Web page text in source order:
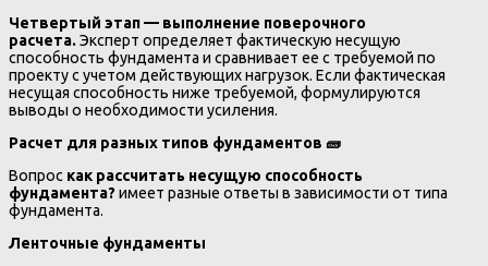
Четвертый этап — выполнение поверочного
расчета.Эксперт определяет фактическую несущую
способность фундамента и сравнивает ее с требуемой по
проекту с учетом действующих нагрузок. Если фактическая
несущая способность ниже требуемой, формулируются
выводы о необходимости усиления.
Расчет для разных типов фундаментов 🧱
Вопрос как рассчитать несущую способность
фундамента? имеет разные ответы в зависимости от типа
фундамента.
Ленточные фундаменты